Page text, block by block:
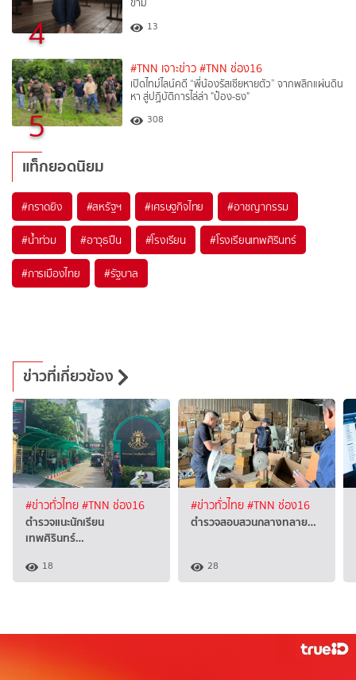
4 13
5
#TNN เจาะข่าว #TNN ช่อง16
เปิดไทม์ไลน์คดี “พี่น้องรัสเซียหายตัว” จากพลิกแผ่นดิน
หา สู่ปฏิบัติการไล่ล่า "ป๋อง-ธง"
308
แท็กยอดนิยม
#กราดยิง #สหรัฐฯ #เศรษฐกิจไทย #อาชญากรรม
#น้ำท่วม #อาวุธปืน #โรงเรียน #โรงเรียนเทพศิรินทร์
#การเมืองไทย #รัฐบาล
ข่าวที่เกี่ยวข้อง
#ข่าวทั่วไทย#TNN ช่อง16
ตำรวจแนะนักเรียน
เทพศิรินทร์…
18
#ข่าวทั่วไทย#TNN ช่อง16
ตำรวจสอบสวนกลางทลาย…
28